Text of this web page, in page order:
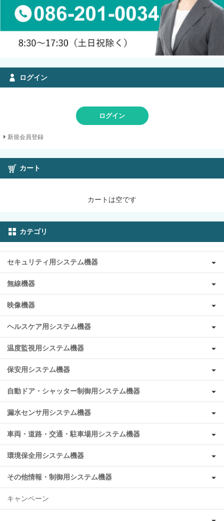
ログイン
ログイン
新規会員登録
カート
カートは空です
カテゴリ
セキュリティ用システム機器
無線機器
映像機器
ヘルスケア用システム機器
温度監視用システム機器
保安用システム機器
自動ドア・シャッター制御用システム機器
漏水センサ用システム機器
車両・道路・交通・駐車場用システム機器
環境保全用システム機器
その他情報・制御用システム機器
キャンペーン